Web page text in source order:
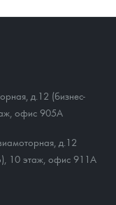
д.12 (бизнес-
офис 905А
д.12
10 этаж, офис 911А